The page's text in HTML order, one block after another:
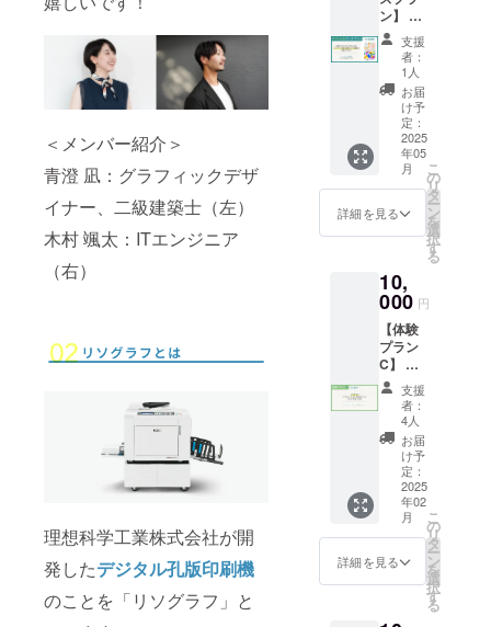
＜メンバー紹介＞
青澄 凪：グラフィックデザ
イナー、二級建築士（左）
木村 颯太：ITエンジニア
（右）
理想科学工業株式会社が開
発したデジタル孔版印刷機
のことを「リソグラフ」と
グラ
フ）1枚
したい
データ
をお持
ちくだ
さい。
・印刷
サイズ
はA4／
A3／ポ
スト
カード
の3種類
です。
・製版
わら半
紙20枚
はリ
ターン
に含ま
れま
す。 ・
用紙代
は別
途：1枚
2円〜
（紙の
種類に
よって
値段が
ます）
・有効
への交
換はで
きませ
んので
ご了承
くださ
い。 ・
来店時
にご利
用いた
だけま
す。ス
をお見
せくだ
さい。
・印刷
したい
データ
と印刷
素材を
お持ち
くださ
い。 ・
印刷素
材は当
日スタ
ジオで
入いた
だけま
イズ）1
点 ・ポ
スター
ハン
ガー
（A4サ
イズ）1
ン】 人
気クリ
エイ
ターた
ちによ
るリソ
グラフ
作品を
収録し
たオリ
ジナル
作品集
をお送
りしま
ーーー
ーーー
ーーー
ー ・リ
ソグラ
フ作品
集1点 ※
作品集
はスタ
ジオ完
成後に
制作す
るた
め、
オープ
ン後2ヶ
月以内
支援
者：
1人
お届
け予
定：
2025
年05
月
詳細を見る
こ
の
リ
タ
ー
ン
を
選
択
す
る
10,
000 円
【体験
プラン
C】 レ
ク
チャー
プラン
90分チ
ケット
（3,500
円相
当）を2
枚お送
りしま
す！ ・
スタッ
フがリ
支援
者：
4人
お届
け予
定：
2025
年02
月
詳細を見る
こ
の
リ
タ
ー
ン
を
選
択
す
る